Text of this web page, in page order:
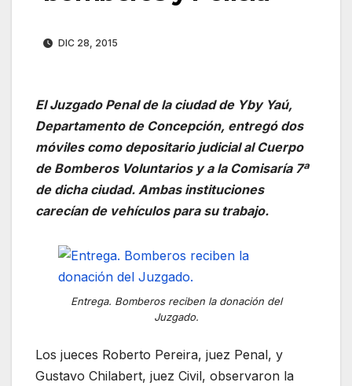
DIC 28, 2015
El Juzgado Penal de la ciudad de Yby Yaú,
Departamento de Concepción, entregó dos
móviles como depositario judicial al Cuerpo
de Bomberos Voluntarios y a la Comisaría 7ª
de dicha ciudad. Ambas instituciones
carecían de vehículos para su trabajo.
Entrega. Bomberos reciben la donación del
Juzgado.
Los jueces Roberto Pereira, juez Penal, y
Gustavo Chilabert, juez Civil, observaron la